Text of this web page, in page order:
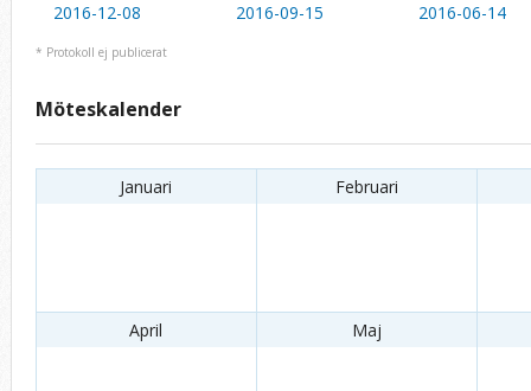
2016-12-08
2016-09-15 2016-06-14
* Protokoll ej publicerat
Möteskalender
Januari Februari
April Maj